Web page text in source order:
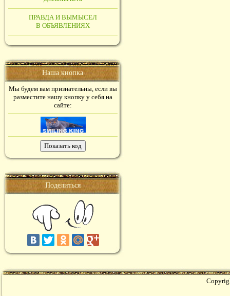
ПРАВДА И ВЫМЫСЕЛ
В ОБЪЯВЛЕНИЯХ
Наша кнопка
Мы будем вам признательны, если вы
разместите нашу кнопку у себя на
сайте:
Поделиться